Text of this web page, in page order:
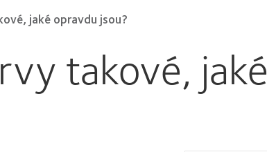
jaké opravdu jsou?
takové, jaké